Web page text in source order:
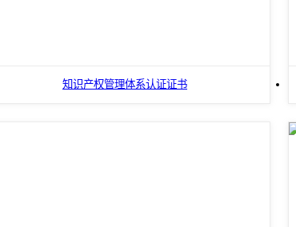
知识产权管理体系认证证书